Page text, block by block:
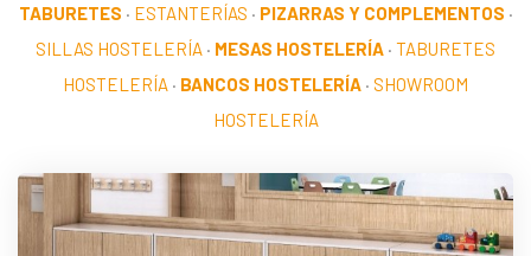
TABURETES · ESTANTERÍAS · PIZARRAS Y COMPLEMENTOS ·
SILLAS HOSTELERÍA · MESAS HOSTELERÍA · TABURETES
HOSTELERÍA · BANCOS HOSTELERÍA · SHOWROOM
HOSTELERÍA